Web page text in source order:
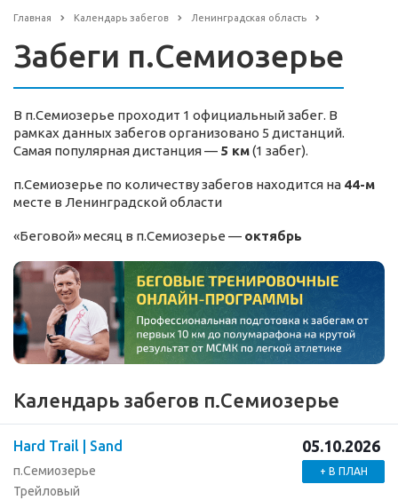
Главная Календарь забегов Ленинградская область
Забеги п.Семиозерье
В п.Семиозерье проходит 1 официальный забег. В
рамках данных забегов организовано 5 дистанций.
Самая популярная дистанция — 5 км(1 забег).
п.Семиозерье по количеству забегов находится на 44-м
месте в Ленинградской области
«Беговой» месяц в п.Семиозерье — октябрь
Календарь забегов п.Семиозерье
Hard Trail | Sand
п.Семиозерье
Трейловый
05.10.2026
+ В ПЛАН